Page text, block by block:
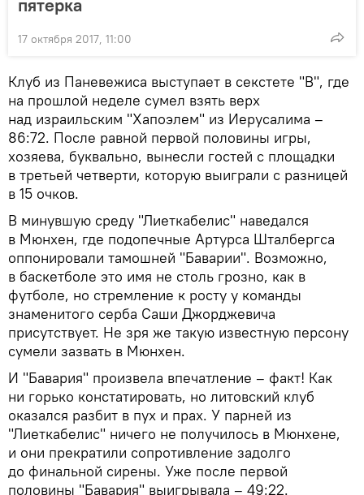
пятерка
17 октября 2017, 11:00
Клуб из Паневежиса выступает в секстете "В", где
на прошлой неделе сумел взять верх
над израильским "Хапоэлем" из Иерусалима –
86:72. После равной первой половины игры,
хозяева, буквально, вынесли гостей с площадки
в третьей четверти, которую выиграли с разницей
в 15 очков.
В минувшую среду "Лиеткабелис" наведался
в Мюнхен, где подопечные Артурса Шталбергса
оппонировали тамошней "Баварии". Возможно,
в баскетболе это имя не столь грозно, как в
футболе, но стремление к росту у команды
знаменитого серба Саши Джорджевича
присутствует. Не зря же такую известную персону
сумели зазвать в Мюнхен.
И "Бавария" произвела впечатление – факт! Как
ни горько констатировать, но литовский клуб
оказался разбит в пух и прах. У парней из
"Лиеткабелис" ничего не получилось в Мюнхене,
и они прекратили сопротивление задолго
до финальной сирены. Уже после первой
половины "Бавария" выигрывала – 49:22.